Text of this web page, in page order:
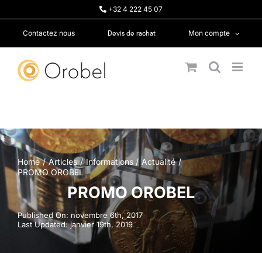
+32 4 222 45 07
Contactez nous Devis de rachat Mon compte
Home Articles Informations
Actualité
PROMO OROBEL
PROMO OROBEL
Published On: novembre 6th, 2017
Last Updated: janvier 19th, 2019